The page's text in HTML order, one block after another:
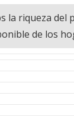
riqueza del
de los